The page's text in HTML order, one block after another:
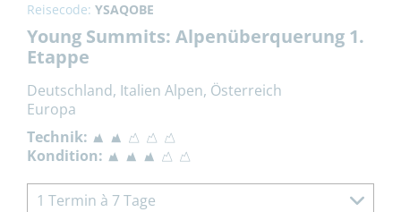
Reisecode: YSAQOBE
Young Summits: Alpenüberquerung 1.
Etappe
Deutschland, Italien Alpen, Österreich
Europa
Technik:
Kondition:
1 Termin à 7 Tage